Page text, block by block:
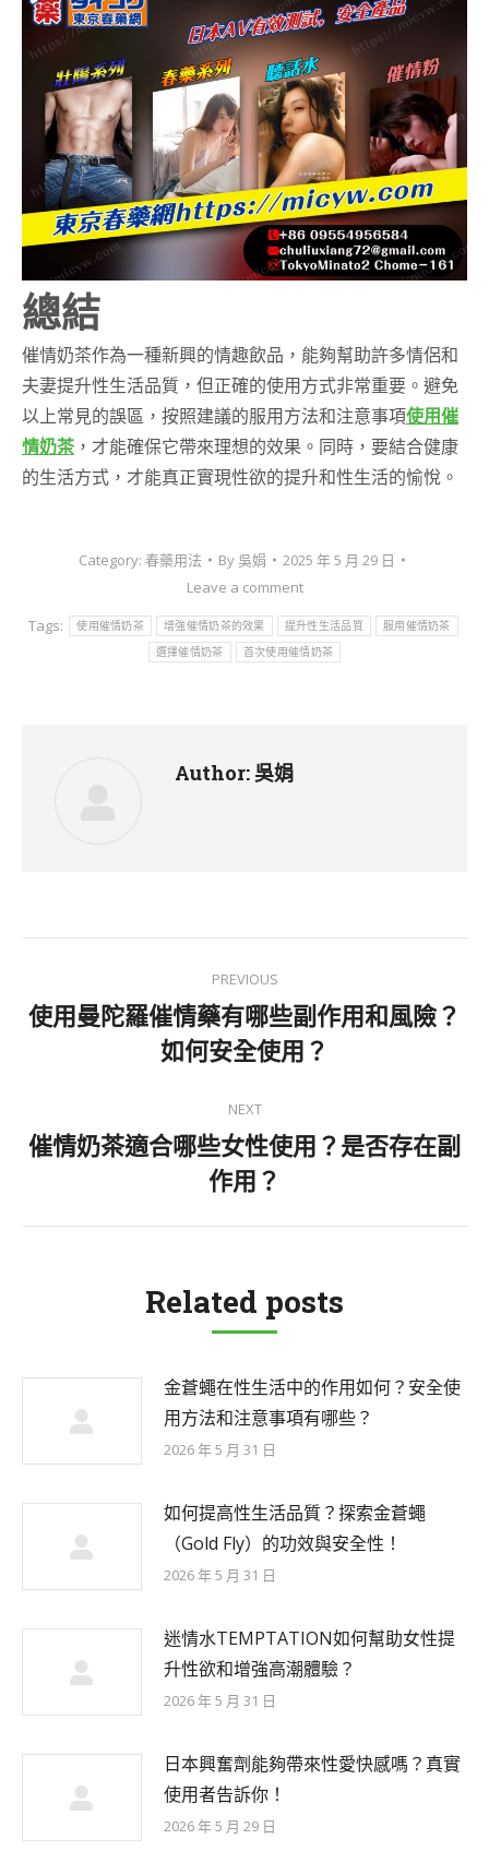
總結
催情奶茶作為一種新興的情趣飲品，能夠幫助許多情侶和
夫妻提升性生活品質，但正確的使用方式非常重要。避免
以上常見的誤區，按照建議的服用方法和注意事項使用催
情奶茶 ，才能確保它帶來理想的效果。同時，要結合健康
的生活方式，才能真正實現性欲的提升和性生活的愉悅。
Category: 春藥用法 By 吳娟
2025 年 5 月 29 日
Leave a comment
Tags:
使用催情奶茶 增強催情奶茶的效果 提升性生活品質 服用催情奶茶
選擇催情奶茶 首次使用催情奶茶
Author: 吳娟
navigation
PREVIOUS
Previous
post:
使用曼陀羅催情藥有哪些副作用和風險？
如何安全使用？
NEXT
Next
post:
催情奶茶適合哪些女性使用？是否存在副
作用？
Related posts
金蒼蠅在性生活中的作用如何？安全使
用方法和注意事項有哪些？
2026 年 5 月 31 日
如何提高性生活品質？探索金蒼蠅
（Gold Fly）的功效與安全性！
2026 年 5 月 31 日
迷情水TEMPTATION如何幫助女性提
升性欲和增強高潮體驗？
2026 年 5 月 31 日
日本興奮劑能夠帶來性愛快感嗎？真實
使用者告訴你！
2026 年 5 月 29 日